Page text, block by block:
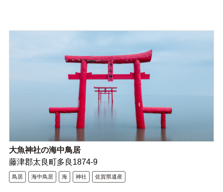
大魚神社の海中鳥居
藤津郡太良町多良1874-9
鳥居 海中鳥居 海 神社 佐賀県遺産